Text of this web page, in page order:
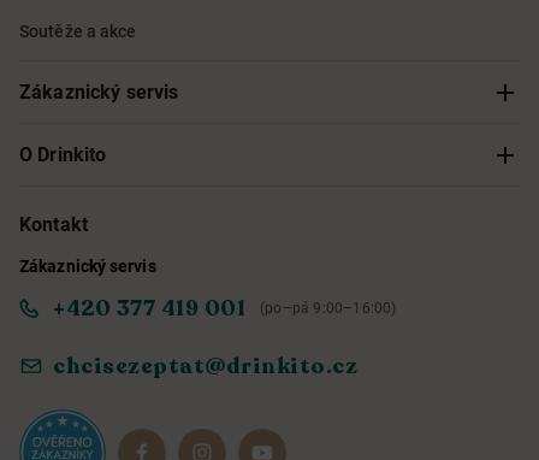
Soutěže a akce
Zákaznický servis
Sledování objednávky
Obchodní podmínky
Ochrana osobních údajů
Reklamace a vrácení
O Drinkito
O nás
Informace o přístupnosti služby
Dárkové sady
Kontakt
Zákaznický servis
+420 377 419 001 (po–pá 9:00–16:00)
chcisezeptat@drinkito.cz